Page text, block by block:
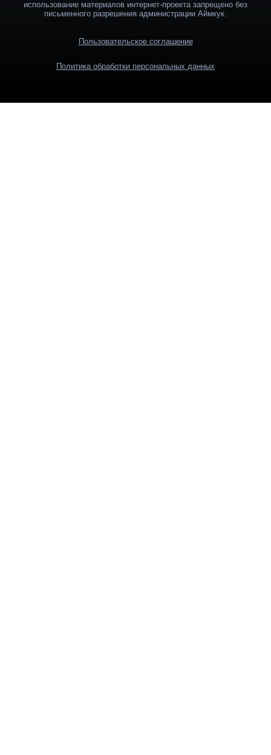
использование материалов интернет-проекта запрещено без
письменного разрешения администрации Аймкук.
Пользовательское соглашение
Политика обработки персональных данных